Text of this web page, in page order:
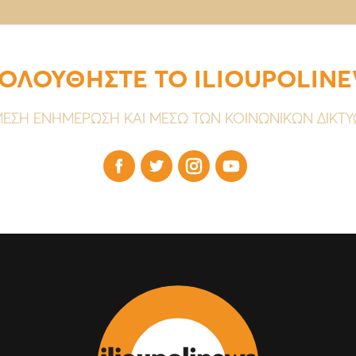
ΤΟ
ΕΝΗΜΕΡΩΣΗ ΚΑΙ ΜΕΣΩ ΤΩΝ ΚΟΙΝΩΝΙΚΩΝ
   